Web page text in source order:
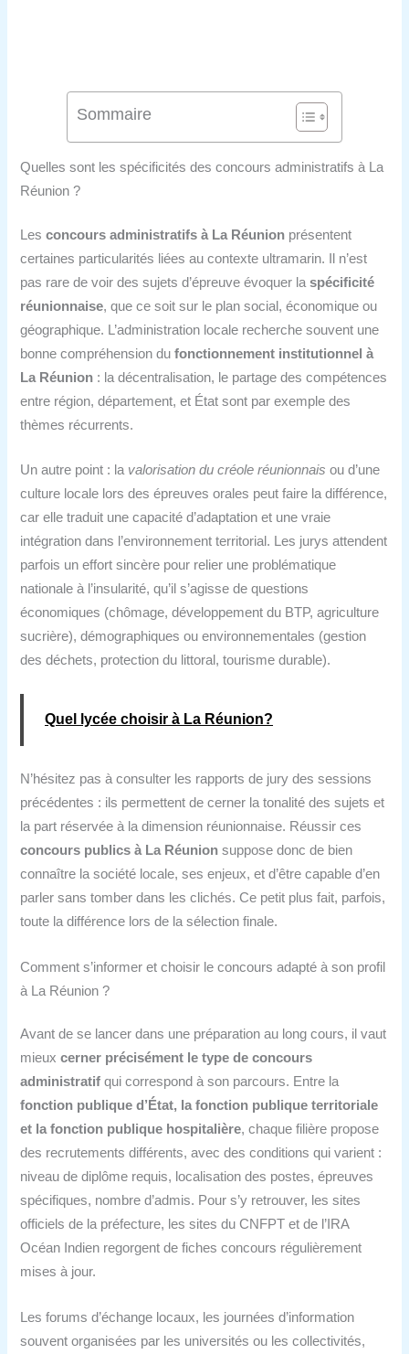
Sommaire
Quelles sont les spécificités des concours administratifs à La
Réunion ?
Lesconcours administratifs à La Réunion présentent
certaines particularités liées au contexte ultramarin. Il n’est
pas rare de voir des sujets d’épreuve évoquer laspécificité
réunionnaise, que ce soit sur le plan social, économique ou
géographique. L’administration locale recherche souvent une
bonne compréhension dufonctionnement institutionnel à
La Réunion : la décentralisation, le partage des compétences
entre région, département, et État sont par exemple des
thèmes récurrents.
Un autre point : la valorisation du créole réunionnais ou d’une
culture locale lors des épreuves orales peut faire la différence,
car elle traduit une capacité d’adaptation et une vraie
intégration dans l’environnement territorial. Les jurys attendent
parfois un effort sincère pour relier une problématique
nationale à l’insularité, qu’il s’agisse de questions
économiques (chômage, développement du BTP, agriculture
sucrière), démographiques ou environnementales (gestion
des déchets, protection du littoral, tourisme durable).
Quel lycée choisir à La Réunion?
N’hésitez pas à consulter les rapports de jury des sessions
précédentes : ils permettent de cerner la tonalité des sujets et
la part réservée à la dimension réunionnaise. Réussir ces
concours publics à La Réunion suppose donc de bien
connaître la société locale, ses enjeux, et d’être capable d’en
parler sans tomber dans les clichés. Ce petit plus fait, parfois,
toute la différence lors de la sélection finale.
Comment s’informer et choisir le concours adapté à son profil
à La Réunion ?
Avant de se lancer dans une préparation au long cours, il vaut
mieuxcerner précisément le type de concours
administratif qui correspond à son parcours. Entre la
fonction publique d’État, la fonction publique territoriale
et la fonction publique hospitalière, chaque filière propose
des recrutements différents, avec des conditions qui varient :
niveau de diplôme requis, localisation des postes, épreuves
spécifiques, nombre d’admis. Pour s’y retrouver, les sites
officiels de la préfecture, les sites du CNFPT et de l’IRA
Océan Indien regorgent de fiches concours régulièrement
mises à jour.
Les forums d’échange locaux, les journées d’information
souvent organisées par les universités ou les collectivités,